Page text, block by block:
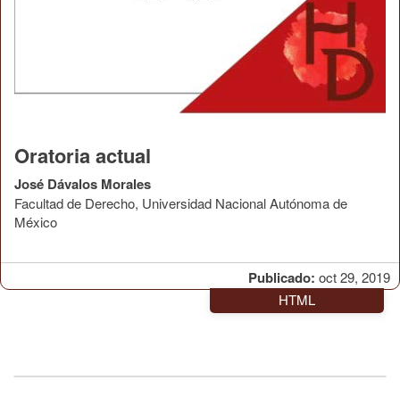
Publicado: oct 29, 2019
Oratoria actual
José Dávalos Morales
Facultad de Derecho, Universidad Nacional Autónoma de
México
HTML